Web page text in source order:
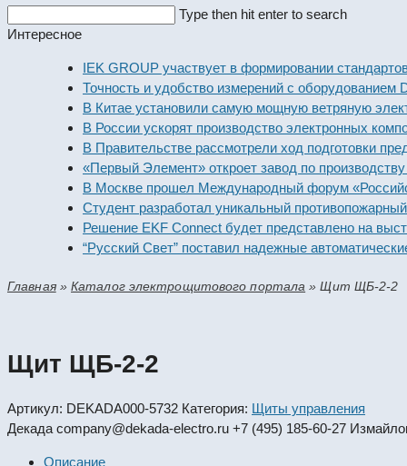
this
Type then hit enter to search
Интересное
IEK GROUP участвует в формировании стандартов
Точность и удобство измерений с оборудованием Dekraft
В Китае установили самую мощную ветряную
В России ускорят производство электронных
В Правительстве рассмотрели ход подготовки
«Первый Элемент» откроет завод по производству
В Москве прошел Международный форум «Российская
Студент разработал уникальный противопожарный
Решение EKF Connect будет представлено на выставке
“Русский Свет” поставил надежные автоматические
Главная»Каталог электрощитового портала »Щит ЩБ-2-2
Щит ЩБ-2-2
Артикул: DEKADA000-5732 Категория: Щиты управления
Декада company@dekada-electro.ru +7 (495) 185-60-27
Описание